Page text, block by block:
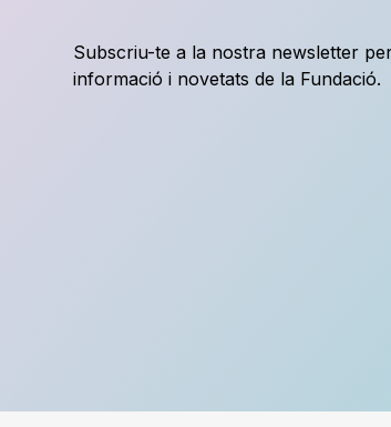
Subscriu-te a la nostra newsletter
informació i novetats de la Fundació.